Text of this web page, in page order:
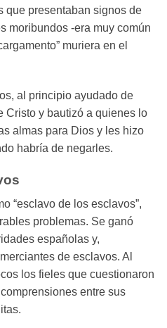
que presentaban signos de
moribundos -era muy común
muriera en el
al principio ayudado de
Cristo y bautizó a quienes lo
almas para Dios y les hizo
habría de negarles.
“esclavo de los esclavos”,
problemas. Se ganó
españolas y,
de esclavos. Al
los fieles que cuestionaron
entre sus